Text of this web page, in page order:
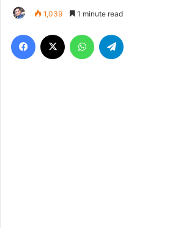
1,039 1 minute read
Facebook WhatsApp